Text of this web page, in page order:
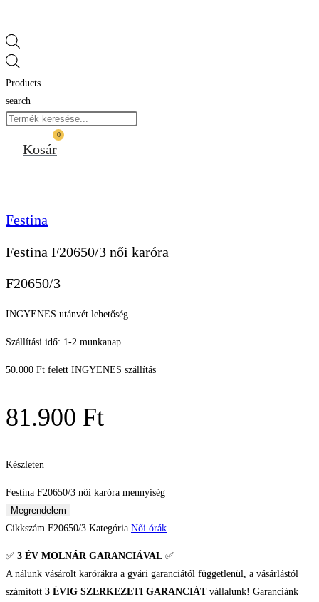
Products
search
0
Kosár
Festina
Festina F20650/3 női karóra
F20650/3
INGYENES utánvét lehetőség
Szállítási idő: 1-2 munkanap
50.000 Ft felett INGYENES szállítás
81.900 Ft
Készleten
Festina F20650/3 női karóra mennyiség
Megrendelem
Cikkszám F20650/3 Kategória Női órák
✅ 3 ÉV MOLNÁR GARANCIÁVAL ✅
A nálunk vásárolt karórákra a gyári garanciától függetlenül, a vásárlástól
számított 3 ÉVIG SZERKEZETI GARANCIÁTvállalunk! Garanciánk